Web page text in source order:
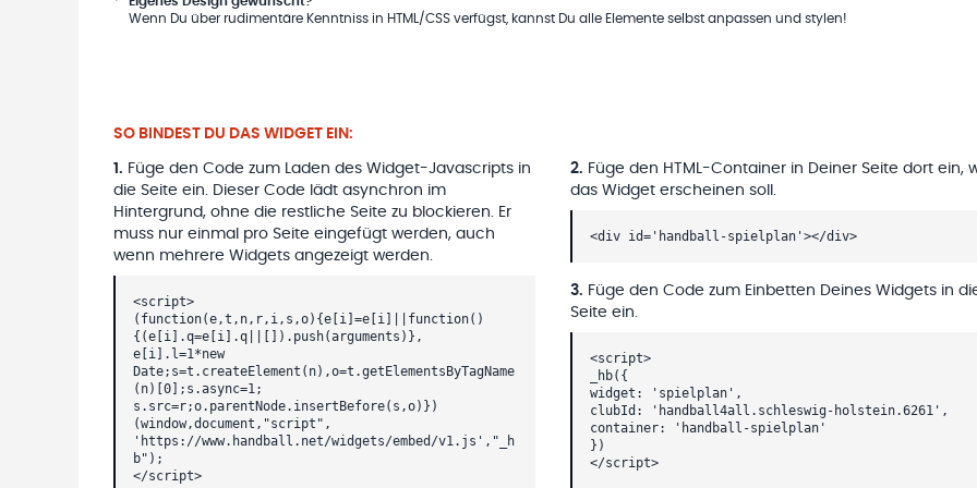
Wenn Du über rudimentäre Kenntniss in HTML/CSS verfügst, kannst Du alle Elemente selbst anpassen und stylen!
SO BINDEST DU DAS WIDGET EIN:
1 . Füge den Code zum Laden des Widget-Javascripts in
die Seite ein. Dieser Code lädt asynchron im
Hintergrund, ohne die restliche Seite zu blockieren. Er
muss nur einmal pro Seite eingefügt werden, auch
wenn mehrere Widgets angezeigt werden.
<script>
(function(e,t,n,r,i,s,o){e[i]=e[i]||function()
{(e[i].q=e[i].q||[]).push(arguments)},
e[i].l=1*new
Date;s=t.createElement(n),o=t.getElementsByTagName
(n)[0];s.async=1;
s.src=r;o.parentNode.insertBefore(s,o)})
(window,document,"script",
'https://www.handball.net/widgets/embed/v1.js',"_h
b");
</script>
2. Füge den HTML-Container in Deiner Seite dort ein,
das Widget erscheinen soll.
<div id='handball-spielplan'></div>
3. Füge den Code zum Einbetten Deines Widgets in
Seite ein.
<script>
_hb({
widget: 'spielplan',
clubId: 'handball4all.schleswig-holstein.6261',
container: 'handball-spielplan'
})
</script>